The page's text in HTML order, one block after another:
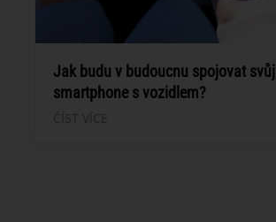
Jak budu v budoucnu spojovat svůj
smartphone s vozidlem?